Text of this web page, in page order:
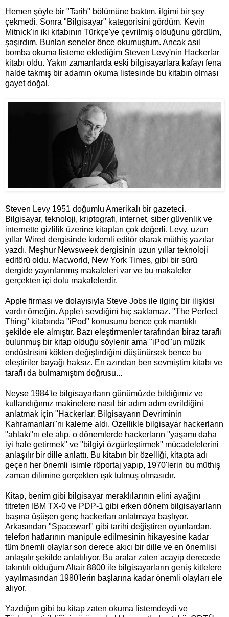
Hemen şöyle bir "Tarih" bölümüne baktım, ilgimi bir şey
çekmedi. Sonra "Bilgisayar" kategorisini gördüm. Kevin
Mitnick'in iki kitabının Türkçe'ye çevrilmiş olduğunu gördüm,
şaşırdım. Bunları seneler önce okumuştum. Ancak asıl
bomba okuma listeme eklediğim Steven Levy'nin Hackerlar
kitabı oldu. Yakın zamanlarda eski bilgisayarlara kafayı fena
halde takmış bir adamın okuma listesinde bu kitabın olması
gayet doğal.
Steven Levy 1951 doğumlu Amerikalı bir gazeteci.
Bilgisayar, teknoloji, kriptografi, internet, siber güvenlik ve
internette gizlilik üzerine kitapları çok değerli. Levy, uzun
yıllar Wired dergisinde kıdemli editör olarak müthiş yazılar
yazdı. Meşhur Newsweek dergisinin uzun yıllar teknoloji
editörü oldu. Macworld, New York Times, gibi bir sürü
dergide yayınlanmış makaleleri var ve bu makaleler
gerçekten içi dolu makalelerdir.
Apple firması ve dolayısıyla Steve Jobs ile ilginç bir ilişkisi
vardır örneğin. Apple'ı sevdiğini hiç saklamaz. "The Perfect
Thing" kitabında "iPod" konusunu bence çok mantıklı
şekilde ele almıştır. Bazı eleştirmenler tarafından biraz taraflı
bulunmuş bir kitap olduğu söylenir ama "iPod"un müzik
endüstrisini kökten değiştirdiğini düşünürsek bence bu
eleştiriler bayağı haksız. En azından ben sevmiştim kitabı ve
taraflı da bulmamıştım doğrusu...
Neyse 1984'te bilgisayarların günümüzde bildiğimiz ve
kullandığımız makinelere nasıl bir adım adım evrildiğini
anlatmak için "Hackerlar: Bilgisayarın Devriminin
Kahramanları"nı kaleme aldı. Özellikle bilgisayar hackerların
"ahlakı"nı ele alıp, o dönemlerde hackerların "yaşamı daha
iyi hale getirmek" ve "bilgiyi özgürleştirmek" mücadelelerini
anlaşılır bir dille anlattı. Bu kitabın bir özelliği, kitapta adı
geçen her önemli isimle röportaj yapıp, 1970'lerin bu müthiş
zaman dilimine gerçekten ışık tutmuş olmasıdır.
Kitap, benim gibi bilgisayar meraklılarının elini ayağını
titreten IBM TX-0 ve PDP-1 gibi erken dönem bilgisayarların
başına üşüşen genç hackerları anlatmaya başlıyor.
Arkasından "Spacewar!" gibi tarihi değiştiren oyunlardan,
telefon hatlarının manipule edilmesinin hikayesine kadar
tüm önemli olaylar son derece akıcı bir dille ve en önemlisi
anlaşılır şekilde anlatılıyor. Bu aralar zaten acayip derecede
takıntılı olduğum Altair 8800 ile bilgisayarların geniş kitlelere
yayılmasından 1980'lerin başlarına kadar önemli olayları ele
alıyor.
Yazdığım gibi bu kitap zaten okuma listemdeydi ve